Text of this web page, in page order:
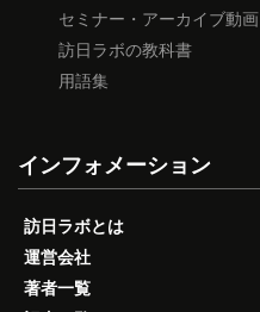
セミナー・アーカイブ動画
訪日ラボの教科書
用語集
インフォメーション
訪日ラボとは
運営会社
著者一覧